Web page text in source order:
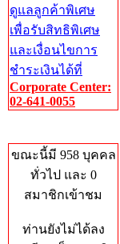
ดูแลลูกค้าพิเศษ
เพื่อรับสิทธิพิเศษ
และเงื่อนไขการ
ชำระเงินได้ที่
Corporate Center:
02-641-0055
ขณะนี้มี 958 บุคคล
ทั่วไป และ 0
สมาชิกเข้าชม
ท่านยังไม่ได้ลง